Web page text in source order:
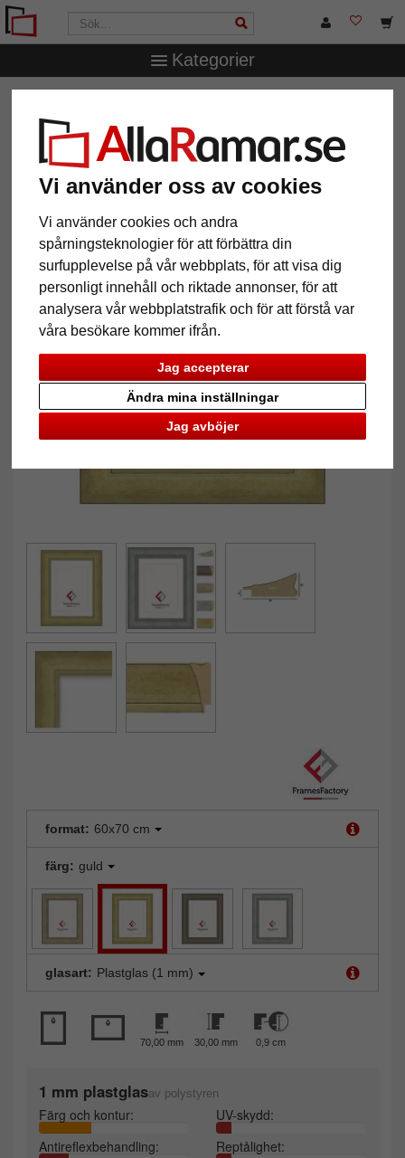
Vi använder oss av cookies
Vi använder cookies och andra
spårningsteknologier för att förbättra din
surfupplevelse på vår webbplats, för att visa dig
personligt innehåll och riktade annonser, för att
analysera vår webbplatstrafik och för att förstå var
våra besökare kommer ifrån.
Jag accepterar
Jag avböjer
Ändra mina inställningar
Kategorier
Barockram Isa
Tillbaka
format: 60x70 cm
färg: guld
glasart: Plastglas (1 mm)
70,00 mm 30,00 mm 0,9 cm
1 mm plastglasav polystyren
Färg och kontur:
UV-skydd:
Antireflexbehandling:
Reptålighet: